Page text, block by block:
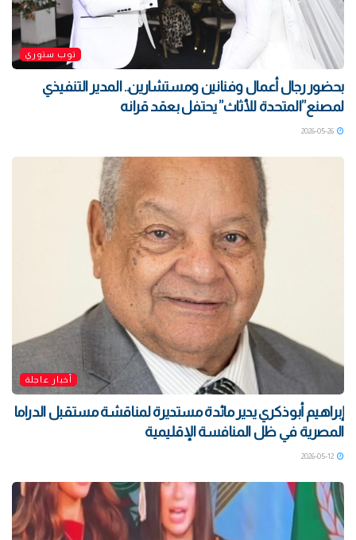
توب ستوري
بحضور رجال أعمال وفنانين ومستشارين.. المدير التنفيذي
لمصنع”المتحدة للأثاث” يحتفل بعقد قرانه
2026-05-26
أخبار عاجلة
إبراهيم أبوذكري يدير مائدة مستديرة لمناقشة مستقبل الدراما
المصرية في ظل المنافسة الإقليمية
2026-05-12